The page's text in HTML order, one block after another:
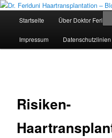
Zum
springenDr. Feriduni
Videos, Ergebnisse, Bilder
Startseite Über Doktor
Impressum Datenschutzlinien
Risiken-